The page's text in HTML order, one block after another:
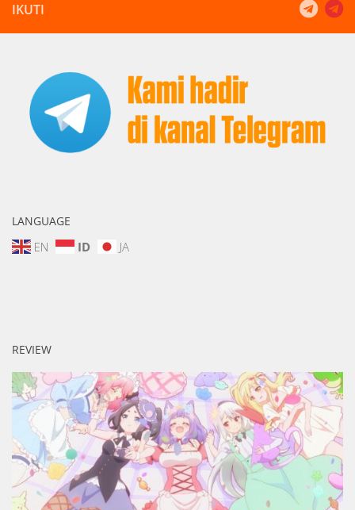
IKUTI
LANGUAGE
EN ID JA
REVIEW